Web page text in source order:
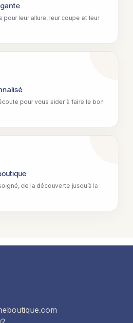
pour leur allure, leur coupe et leur
pour vous aider à faire le bon
de la découverte jusqu’à la